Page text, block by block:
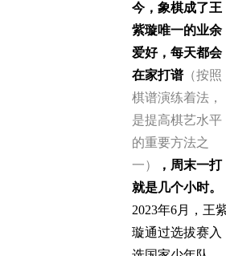
今，象棋成了王
紫璇唯一的业余
爱好，每天都会
在家打谱（按照
棋谱演练着法，
是提高棋艺水平
的重要方法之
一）
，周末一打
就是几个小时。
2023年6月，王
璇通过选拔赛入